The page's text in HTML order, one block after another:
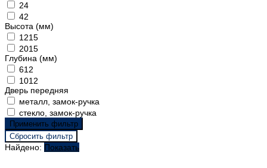
24
42
Высота (мм)
1215
2015
Глубина (мм)
612
1012
Дверь передняя
металл, замок-ручка
стекло, замок-ручка
Найдено: Показать